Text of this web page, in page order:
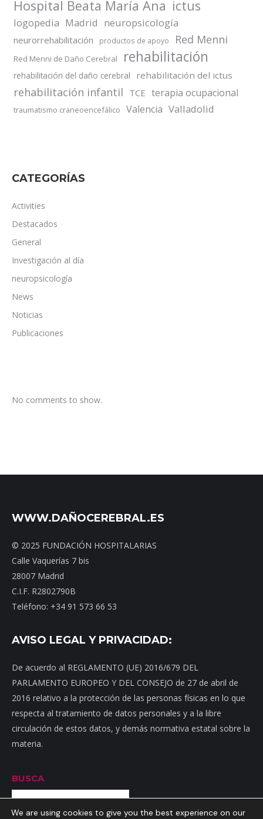
Hospital Beata María Ana ictus
logopedia Madrid neuropsicología
neurorrehabilitación productos de apoyo Red Menni
Red Menni de Daño Cerebral rehabilitación
rehabilitación del daño cerebral rehabilitación del ictus
rehabilitación infantil TCE terapia ocupacional
traumatismo craneoencefálico Valencia Valladolid
CATEGORÍAS
Activities
Destacados
General
Investigación al día
neuropsicología
News
Noticias
Publicaciones
No comments to show.
WWW.DAÑOCEREBRAL.ES
© 2025 FUNDACIÓN HOSPITALARIAS
Calle Vaquerías 7 bis
28007 Madrid
C.I.F. R2802790B
Teléfono: +34 91 573 66 53
AVISO LEGAL Y PRIVACIDAD:
De acuerdo al REGLAMENTO (UE) 2016/679 DEL
PARLAMENTO EUROPEO Y DEL CONSEJO de 27 de abril de
2016 relativo a la protección de las personas físicas en lo que
respecta al tratamiento de datos personales y a la libre
circulación de estos datos, y demás normativa estatal sobre la
materia.
BUSCA
Buscar
We are using cookies to give you the best experience on our